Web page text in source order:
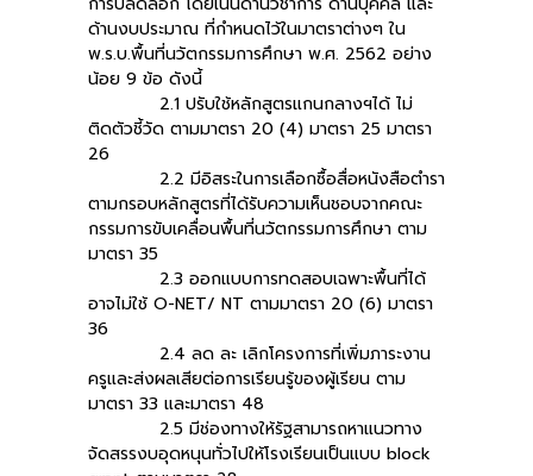
ด้านงบประมาณ ที่กำหนดไว้ในมาตราต่างๆ ใน
พ.ร.บ.พื้นที่นวัตกรรมการศึกษา พ.ศ. 2562 อย่าง
น้อย 9 ข้อ ดังนี้
2.1 ปรับใช้หลักสูตรแกนกลางฯได้ ไม่
ติดตัวชี้วัด ตามมาตรา 20 (4) มาตรา 25 มาตรา
26
2.2 มีอิสระในการเลือกซื้อสื่อหนังสือตำรา
ตามกรอบหลักสูตรที่ได้รับความเห็นชอบจากคณะ
กรรมการขับเคลื่อนพื้นที่นวัตกรรมการศึกษา ตาม
มาตรา 35
2.3 ออกแบบการทดสอบเฉพาะพื้นที่ได้
อาจไม่ใช้ O-NET/ NT ตามมาตรา 20 (6) มาตรา
36
2.4 ลด ละ เลิกโครงการที่เพิ่มภาระงาน
ครูและส่งผลเสียต่อการเรียนรู้ของผู้เรียน ตาม
มาตรา 33 และมาตรา 48
2.5 มีช่องทางให้รัฐสามารถหาแนวทาง
จัดสรรงบอุดหนุนทั่วไปให้โรงเรียนเป็นแบบ block